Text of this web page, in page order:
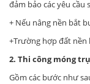
đảm bảo các yêu cầu
+ Nếu nâng nền bắt
+Trường hợp đất
2. Thi công móng
Gồm các bước như